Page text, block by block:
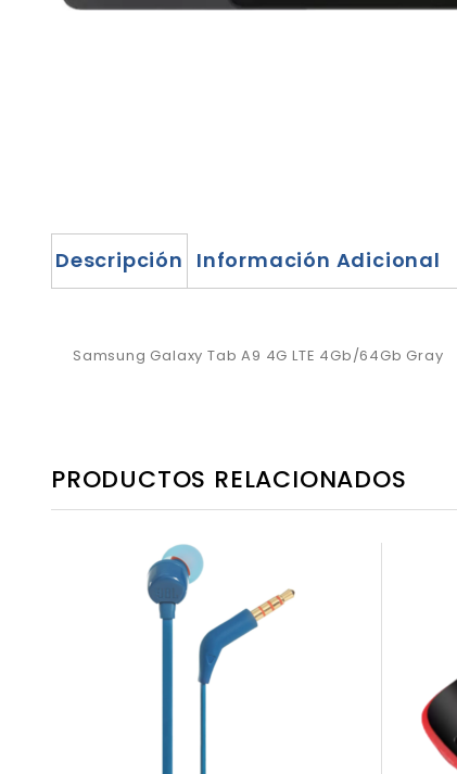
Descripción Información Adicional
Samsung Galaxy Tab A9 4G LTE 4Gb/64Gb Gray
PRODUCTOS RELACIONADOS